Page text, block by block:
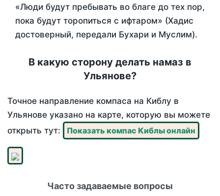
«Люди будут пребывать во благе до тех пор,
пока будут торопиться с ифтаром» (Хадис
достоверный, передали Бухари и Муслим).
В какую сторону делать намаз в
Ульянове?
Точное направление компаса на Киблу в
Ульянове указано на карте, которую вы можете
открыть тут:
Показать компас Киблы онлайн
Часто задаваемые вопросы